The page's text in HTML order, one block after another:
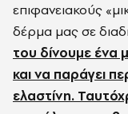
επιφανειακούς
δέρμα μας σε
του δίνουμε ένα
και να παράγει
ελαστίνη.